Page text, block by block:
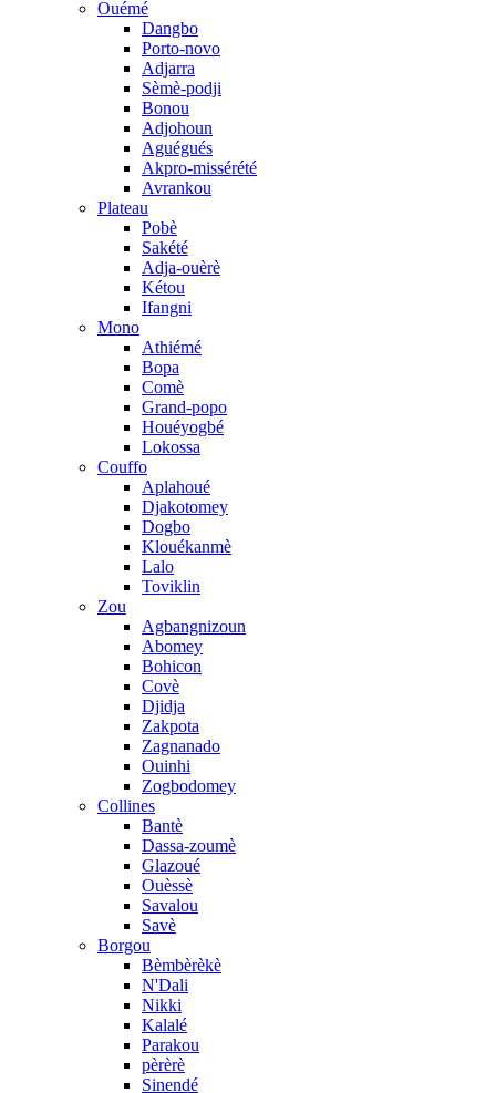
Ouémé
Dangbo
Porto-novo
Adjarra
Sèmè-podji
Bonou
Adjohoun
Aguégués
Akpro-missérété
Avrankou
Plateau
Pobè
Sakété
Adja-ouèrè
Kétou
Ifangni
Mono
Athiémé
Bopa
Comè
Grand-popo
Houéyogbé
Lokossa
Couffo
Aplahoué
Djakotomey
Dogbo
Klouékanmè
Lalo
Toviklin
Zou
Agbangnizoun
Abomey
Bohicon
Covè
Djidja
Zakpota
Zagnanado
Ouinhi
Zogbodomey
Collines
Bantè
Dassa-zoumè
Glazoué
Ouèssè
Savalou
Savè
Borgou
Bèmbèrèkè
N'Dali
Nikki
Kalalé
Parakou
pèrèrè
Sinendé